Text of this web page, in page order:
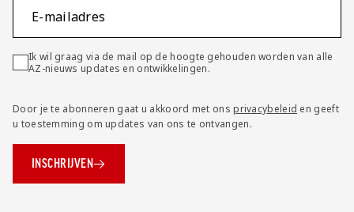
E-mailadres
Ik wil graag via de mail op de hoogte gehouden worden van alle
AZ-nieuws updates en ontwikkelingen.
Door je te abonneren gaat u akkoord met onsprivacybeleid en geeft
u toestemming om updates van ons te ontvangen.
INSCHRIJVEN